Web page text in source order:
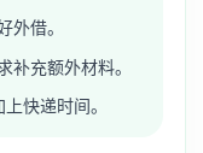
外借。
补充额外材料。
快递时间。